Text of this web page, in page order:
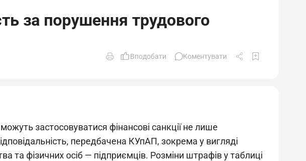
за порушення трудового
Вподобати Коментувати
застосовуватися фінансові санкції не лише
передбачена КУпАП, зокрема у вигляді
та фізичних осіб — підприємців. Розміни штрафів у таблиці